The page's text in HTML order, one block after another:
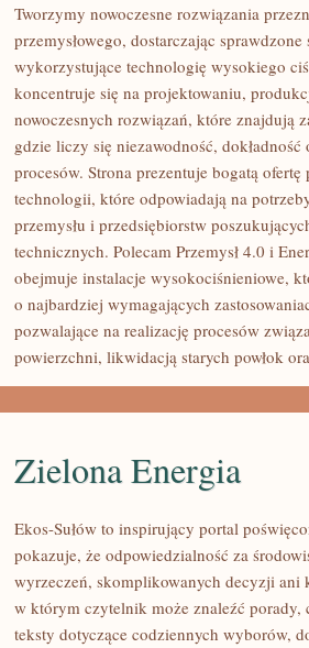
Tworzymy nowoczesne rozwiązania
przemysłowego, dostarczając
wykorzystujące technologię wysokiego
koncentruje się na projektowaniu,
nowoczesnych rozwiązań, które znajdują
gdzie liczy się niezawodność,
procesów. Strona prezentuje bogatą ofertę
technologii, które odpowiadają na
przemysłu i przedsiębiorstw
technicznych. Polecam Przemysł 4.0 i
obejmuje instalacje wysokociśnieniowe,
o najbardziej wymagających
pozwalające na realizację procesów
powierzchni, likwidacją starych powłok
Zielona Energia
Ekos-Sułów to inspirujący portal
pokazuje, że odpowiedzialność za
wyrzeczeń, skomplikowanych decyzji ani
w którym czytelnik może znaleźć porady,
teksty dotyczące codziennych wyborów,